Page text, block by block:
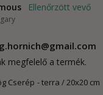
megfelelő a termék.
Cserép terra / 20x20 cm